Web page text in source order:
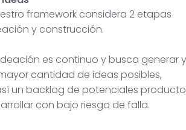
framework considera 2 etapas
y construcción.
es continuo y busca generar y
cantidad de ideas posibles,
un backlog de potenciales
con bajo riesgo de falla.